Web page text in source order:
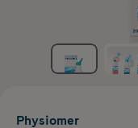
Physiomer